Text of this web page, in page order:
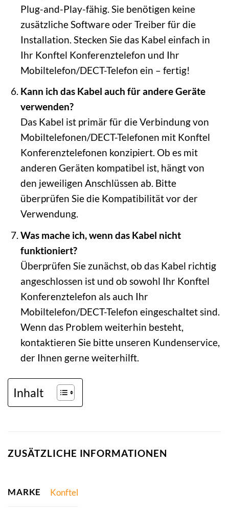
Plug-and-Play-fähig. Sie benötigen keine
zusätzliche Software oder Treiber für die
Installation. Stecken Sie das Kabel einfach in
Ihr Konftel Konferenztelefon und Ihr
Mobiltelefon/DECT-Telefon ein – fertig!
Kann ich das Kabel auch für andere Geräte
verwenden?
Das Kabel ist primär für die Verbindung von
Mobiltelefonen/DECT-Telefonen mit Konftel
Konferenztelefonen konzipiert. Ob es mit
anderen Geräten kompatibel ist, hängt von
den jeweiligen Anschlüssen ab. Bitte
überprüfen Sie die Kompatibilität vor der
Verwendung.
Was mache ich, wenn das Kabel nicht
funktioniert?
Überprüfen Sie zunächst, ob das Kabel richtig
angeschlossen ist und ob sowohl Ihr Konftel
Konferenztelefon als auch Ihr
Mobiltelefon/DECT-Telefon eingeschaltet sind.
Wenn das Problem weiterhin besteht,
kontaktieren Sie bitte unseren Kundenservice,
der Ihnen gerne weiterhilft.
Inhalt
ZUSÄTZLICHE INFORMATIONEN
MARKE Konftel